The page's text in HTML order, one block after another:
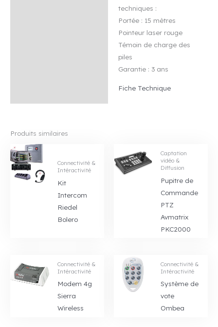
techniques :
Portée : 15 mètres
Pointeur laser rouge
Témoin de charge des
piles
Garantie : 3 ans
Fiche Technique
Produits similaires
Connectivité &
Intéractivité
Kit
Intercom
Riedel
Bolero
Captation
vidéo &
Diffusion
Pupitre de
Commande
PTZ
Avmatrix
PKC2000
Connectivité &
Intéractivité
Modem 4g
Sierra
Wireless
Connectivité &
Intéractivité
Système de
vote
Ombea